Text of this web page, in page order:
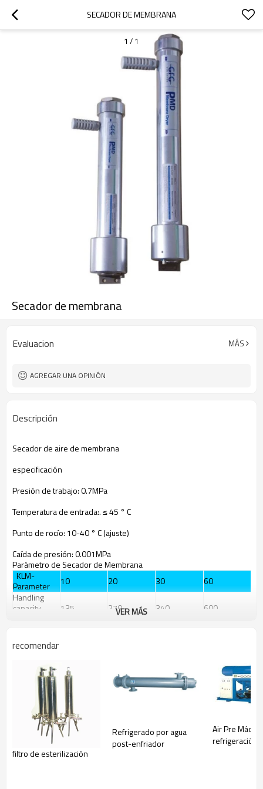
SECADOR DE MEMBRANA
1 / 1
Secador de membrana
Evaluacion MÁS
AGREGAR UNA OPINIÓN
Descripción
Secador de airede membrana
especificación
Presión de trabajo:0.7MPa
Temperatura de entrada:.≤ 45 ° C
Punto derocío: 10-40 ° C (ajuste)
Caída de presión:0.001MPa
Parámetrode Secador de Membrana
KLM-
Parameter 10 20 30
60
Handling
capacity
135 270 340
600
Diameter mm
VER MÁS
recomendar
filtro de esterilización
Refrigerado por agua
post-enfriador
Air Pre
refrigeración